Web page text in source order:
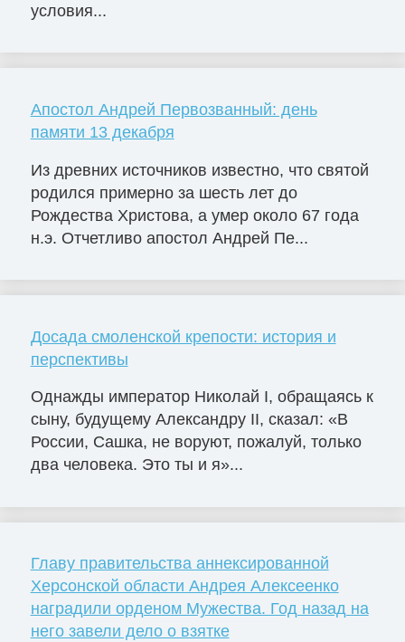
условия...
Апостол Андрей Первозванный: день
памяти 13 декабря
Из древних источников известно, что святой
родился примерно за шесть лет до
Рождества Христова, а умер около 67 года
н.э. Отчетливо апостол Андрей Пе...
Досада смоленской крепости: история и
перспективы
Однажды император Николай I, обращаясь к
сыну, будущему Александру II, сказал: «В
России, Сашка, не воруют, пожалуй, только
два человека. Это ты и я»...
Главу правительства аннексированной
Херсонской области Андрея Алексеенко
наградили орденом Мужества. Год назад на
него завели дело о взятке